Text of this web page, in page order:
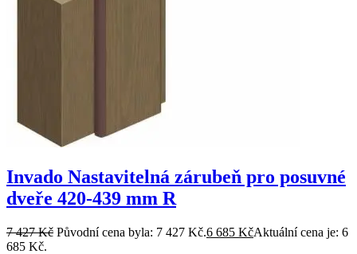
Invado Nastavitelná zárubeň pro posuvné
dveře 420-439 mm R
7 427Kč Původní cena byla: 7 427 Kč.6 685 KčAktuální cena je: 6
685 Kč.